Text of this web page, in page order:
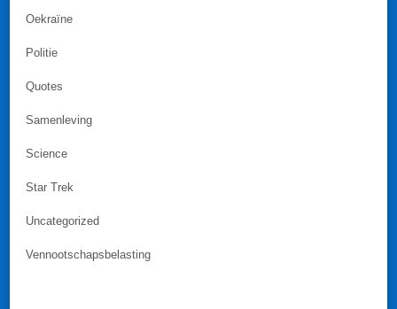
Oekraïne
Politie
Quotes
Samenleving
Science
Star Trek
Uncategorized
Vennootschapsbelasting